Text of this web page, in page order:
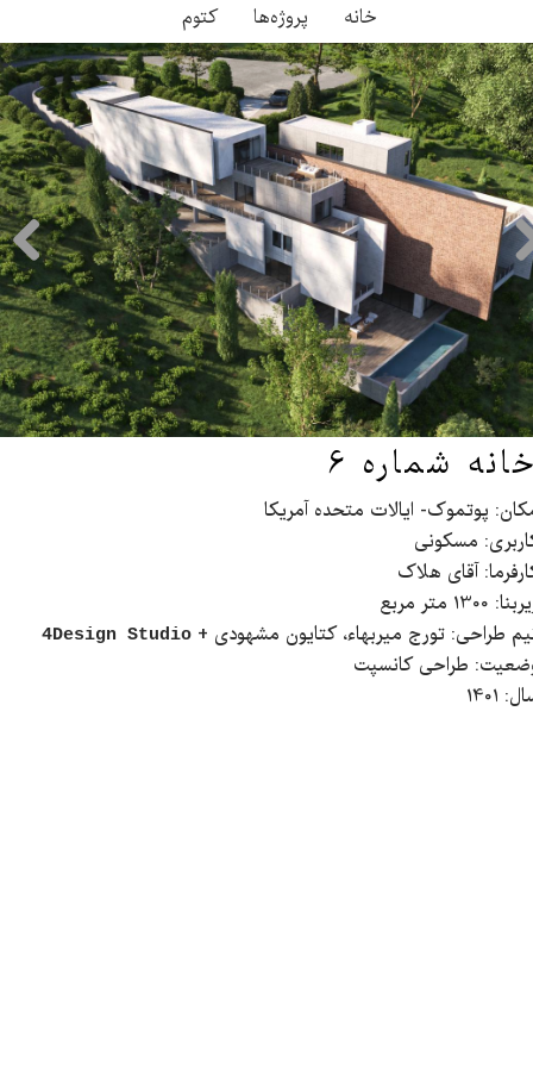
خانه پروژه‌ها کتوم
شماره 6
پوتموک- ایالات متحده آمریکا
مسکونی
آقای هلاک
1300 متر مربع
طراحی: تورج میربهاء، کتایون مشهودی +4Design Studio
طراحی کانسپت
1401